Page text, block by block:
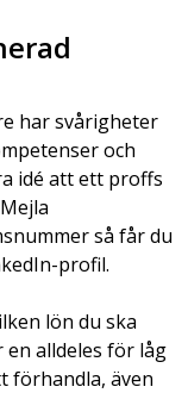
har svårigheter
och
idé att ett proffs
så får du
profil.
lön du ska
alldeles för låg
förhandla, även